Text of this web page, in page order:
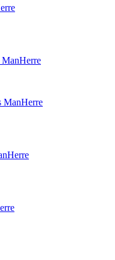
Herre
ManHerre
Herre